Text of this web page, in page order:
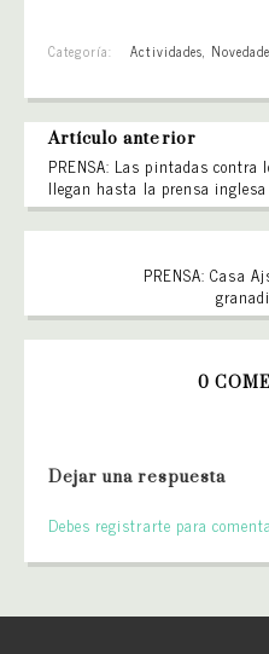
Categoría: Actividades,
Artículo anterior
PRENSA: Las pintadas
llegan hasta la prensa inglesa
PRENSA: Casa
0
Dejar una respuesta
Debes registrarte para